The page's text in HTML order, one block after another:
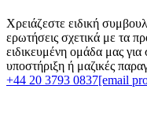
Χρειάζεστε ειδική
ερωτήσεις σχετικά με τα
ειδικευμένη ομάδα μας για
υποστήριξη ή μαζικές
+44 20 3793 0837[email